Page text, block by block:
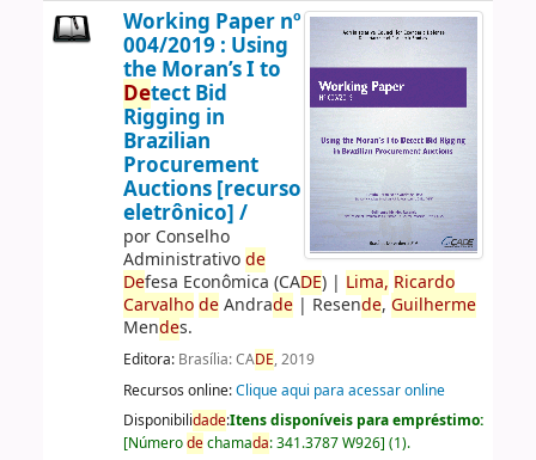
Working Paper nº
004/2019 : Using
the Moran’s I to
Detect Bid
Rigging in
Brazilian
Procurement
Auctions [recurso
eletrônico] /
por Conselho
Administrativode
Defesa Econômica (CADE)| Lima, Ricardo
Carvalho deAndrade| Resende, Guilherme
Mendes.
Editora: Brasília: CADE, 2019
Recursos online:Clique aqui para acessar online
Disponibilidade:Itens disponíveis para empréstimo:
[Númerodechamada:341.3787 W926] (1).